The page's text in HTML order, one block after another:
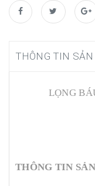
THÔNG TIN
LỌNG
THÔNG TIN